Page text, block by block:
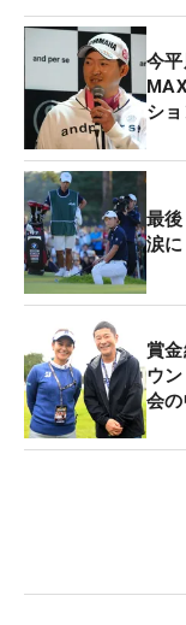
今
ショ
最
涙
賞
ウ
会